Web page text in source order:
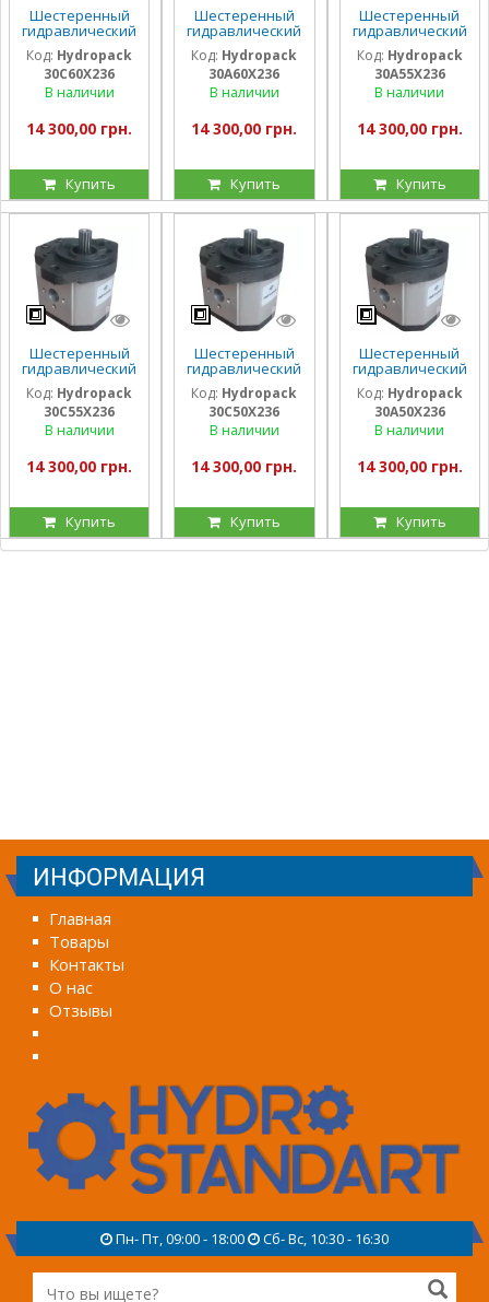
Шестеренный
гидравлический
насос Hydropack
30C60X236 (60
см3) правого
вращения
Код: Hydropack
30C60X236
В наличии
14 300,00 грн.
Купить
Шестеренный
гидравлический
насос Hydropack
30A60X236 (60
см3) левого
вращения
Код: Hydropack
30A60X236
В наличии
14 300,00 грн.
Купить
Шестеренный
гидравлический
насос Hydropack
30A55X236 (55
см3) левого
вращения
Код: Hydropack
30A55X236
В наличии
14 300,00 грн.
Купить
Шестеренный
гидравлический
насос Hydropack
30C55X236 (55
см3) правого
вращения
Код: Hydropack
30C55X236
В наличии
14 300,00 грн.
Купить
Шестеренный
гидравлический
насос Hydropack
30C50X236 (50
см3) правого
вращения
Код: Hydropack
30C50X236
В наличии
14 300,00 грн.
Купить
Шестеренный
гидравлический
насос Hydropack
30A50X236 (50
см3) левого
вращения
Код: Hydropack
30A50X236
В наличии
14 300,00 грн.
Купить
ИНФОРМАЦИЯ
Главная
Товары
Контакты
О нас
Отзывы
Пн- Пт, 09:00 - 18:00 Сб- Вс, 10:30 - 16:30